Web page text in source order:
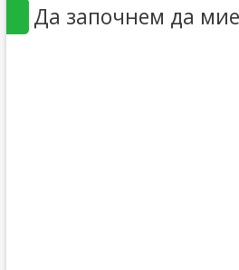
Да започнем да